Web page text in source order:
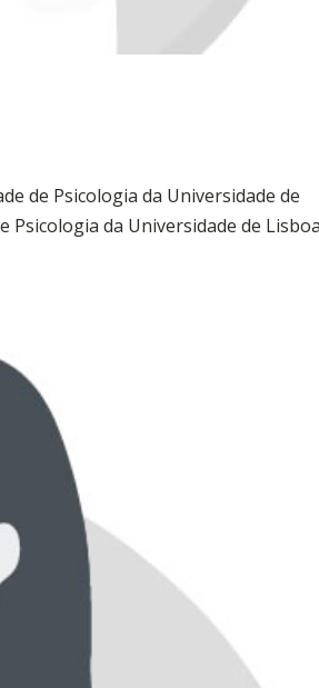
de Psicologia da Universidade de
Psicologia da Universidade de